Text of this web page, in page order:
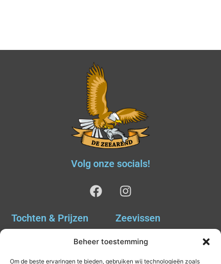
Beheer toestemming
Om de beste ervaringen te bieden, gebruiken wij technologieën zoals
Volg onze socials!
Tochten & Prijzen Zeevissen
Tochten & Prijzen